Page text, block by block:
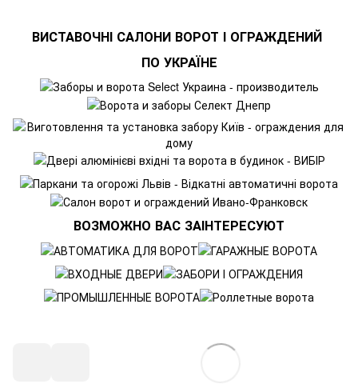
ВИСТАВОЧНІ САЛОНИ ВОРОТ І ОГРАЖДЕНИЙ
ПО УКРАЇНЕ
ВОЗМОЖНО ВАС ЗАІНТЕРЕСУЮТ